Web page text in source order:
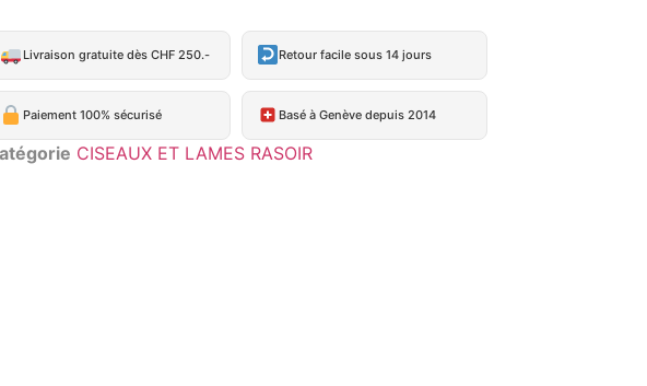
Livraison gratuite dès CHF 250.- Retour facile sous 14 jours
Paiement 100% sécurisé Basé à Genève depuis 2014
CISEAUX ET LAMES RASOIR